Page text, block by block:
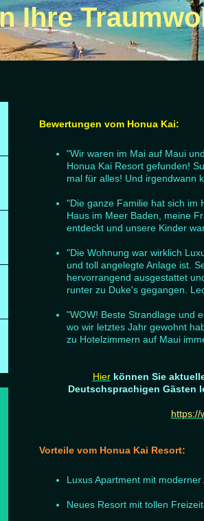
Ihre
Bewertungen vom Honua Kai:
"Wir waren im Mai auf Maui
Honua Kai Resort gefunden!
mal für alles! Und irgendwann
"Die ganze Familie hat sich im
Haus im Meer Baden, meine
entdeckt und unsere Kinder
"Die Wohnung war wirklich
und toll angelegte Anlage ist.
hervorrangend ausgestattet
runter zu Duke's gegangen.
"WOW! Beste Strandlage und
wo wir letztes Jahr gewohnt
zu Hotelzimmern auf Maui
Hier können Sie
Deutschsprachigen Gästen
https://
Vorteile vom Honua Kai Resort:
Luxus Apartment mit moderner
Neues Resort mit tollen